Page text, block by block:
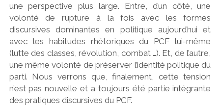
une perspective plus large. Entre, d’un côté, une
volonté de rupture à la fois avec les formes
discursives dominantes en politique aujourd’hui et
avec les habitudes rhétoriques du PCF lui-même
(lutte des classes, révolution, combat …). Et, de l’autre,
une même volonté de préserver l’identité politique du
parti. Nous verrons que, finalement, cette tension
n’est pas nouvelle et a toujours été partie intégrante
des pratiques discursives du PCF.